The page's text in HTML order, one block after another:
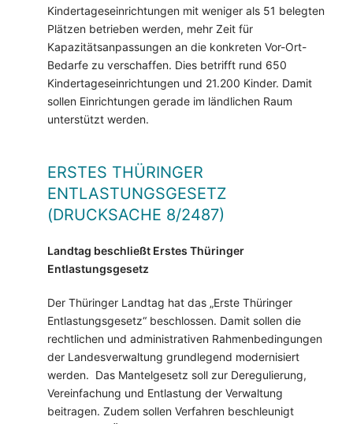
Kindertageseinrichtungen mit weniger als 51 belegten
Plätzen betrieben werden, mehr Zeit für
Kapazitätsanpassungen an die konkreten Vor-Ort-
Bedarfe zu verschaffen. Dies betrifft rund 650
Kindertageseinrichtungen und 21.200 Kinder. Damit
sollen Einrichtungen gerade im ländlichen Raum
unterstützt werden.
ERSTES THÜRINGER
ENTLASTUNGSGESETZ
(DRUCKSACHE 8/2487)
Landtag beschließt Erstes Thüringer
Entlastungsgesetz
Der Thüringer Landtag hat das „Erste Thüringer
Entlastungsgesetz“ beschlossen. Damit sollen die
rechtlichen und administrativen Rahmenbedingungen
der Landesverwaltung grundlegend modernisiert
werden. Das Mantelgesetz soll zur Deregulierung,
Vereinfachung und Entlastung der Verwaltung
beitragen. Zudem sollen Verfahren beschleunigt